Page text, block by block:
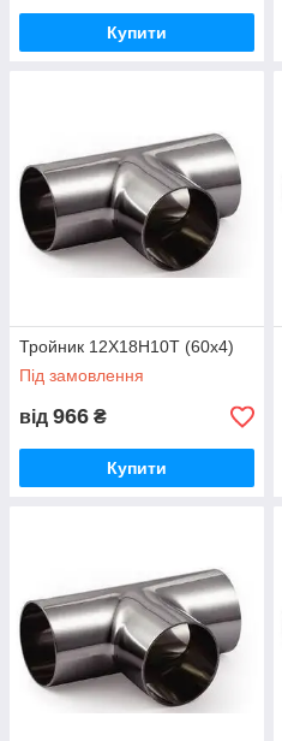
Купити
Тройник 12Х18Н10Т (60х4)
Під замовлення
від 966 ₴
Купити